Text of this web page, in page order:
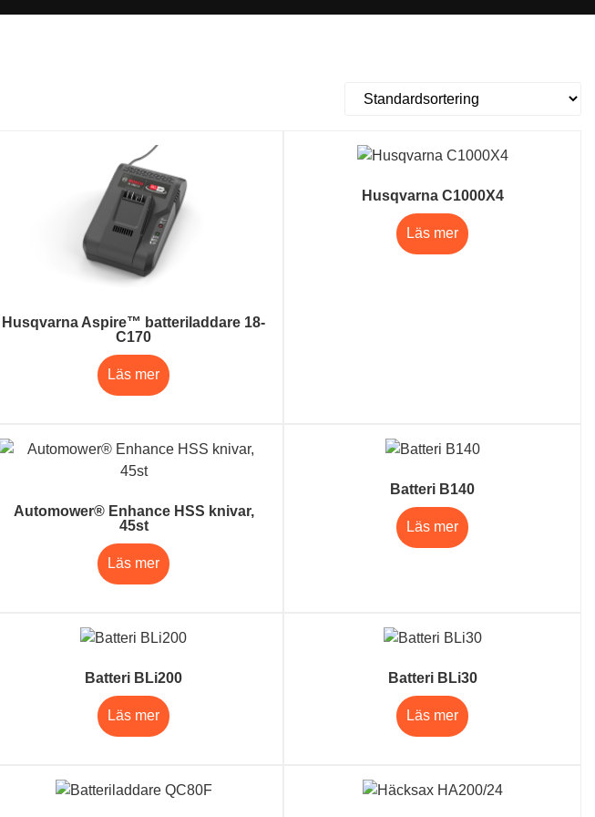
Husqvarna Aspire™ batteriladdare 18-
C170
Läs mer
Husqvarna C1000X4
Läs mer
Automower® Enhance HSS knivar,
45st
Läs mer
Batteri B140
Läs mer
Batteri BLi200
Läs mer
Batteri BLi30
Läs mer